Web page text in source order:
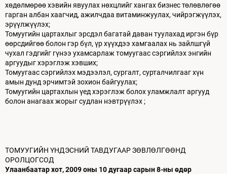
хөдөлмөрөө хэвийн явуулах нөхцлийг хангах бизнес төлөвлөгөө
гарган албан хаагчид, ажилчдаа витаминжуулах, чийрэгжүүлэх,
эрүүлжүүлэх;
Томуугийн цартахлыг эрсдэл багатай даван туулахад иргэн бүр
өөрсдийгөө болон гэр бүл, үр хүүхдээ хамгаалах нь зайлшгүй
чухал гэдгийг гүнээ ухамсарлаж томуугаас сэргийлэх энгийн
аргуудыг хэрэглэж хэвших;
Томуугаас сэргийлэх мэдээлэл, сургалт, сурталчилгааг хүн
амын дунд эрчимтэй зохион байгуулах;
Томуугийн цартахлын үед хэрэглэж болох уламжлалт аргууд
болон анагаах жорыг судлан нэвтрүүлэх ;
ТОМУУГИЙН ҮНДЭСНИЙ ТАВДУГААР ЗӨВЛӨЛГӨӨНД
ОРОЛЦОГСОД
Улаанбаатар хот, 2009 оны 10 дугаар сарын 8-ны өдөр